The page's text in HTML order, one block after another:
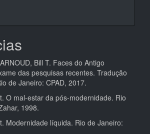
Bill T. Faces do Antigo
das pesquisas recentes. Tradução
de Janeiro: CPAD, 2017.
O mal-estar da pós-modernidade. Rio
1998.
Modernidade líquida. Rio de Janeiro: